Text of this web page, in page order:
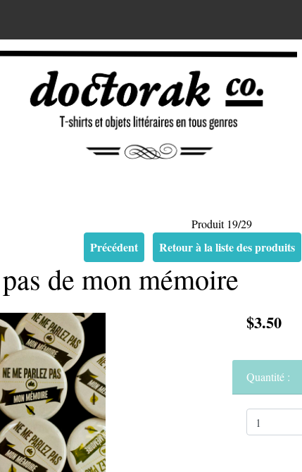
Produit 19/29
Précédent Retour à la liste des produits
de mon mémoire
$3.50
Quantité :